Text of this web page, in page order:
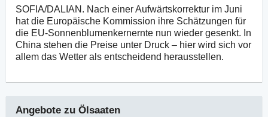
SOFIA/DALIAN. Nach einer Aufwärtskorrektur im Juni
hat die Europäische Kommission ihre Schätzungen für
die EU-Sonnenblumenkernernte nun wieder gesenkt. In
China stehen die Preise unter Druck – hier wird sich vor
allem das Wetter als entscheidend herausstellen.
Angebote zu Ölsaaten